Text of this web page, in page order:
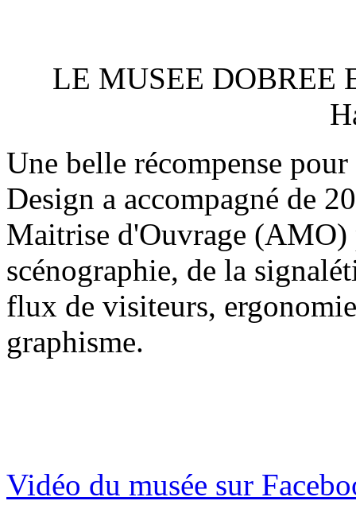
LE MUSEE DOBREE
Une belle récompense
Design a accompagné de
Maitrise d'Ouvrage (AMO)
scénographie, de la
flux de visiteurs,
graphisme.
Vidéo du musée sur